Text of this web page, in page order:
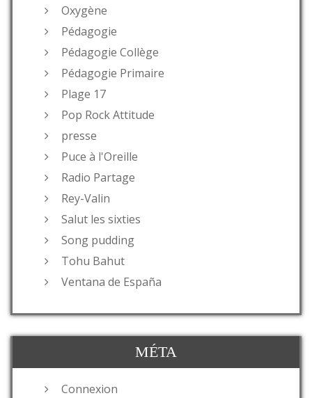
Oxygène
Pédagogie
Pédagogie Collège
Pédagogie Primaire
Plage 17
Pop Rock Attitude
presse
Puce à l'Oreille
Radio Partage
Rey-Valin
Salut les sixties
Song pudding
Tohu Bahut
Ventana de España
MÉTA
Connexion